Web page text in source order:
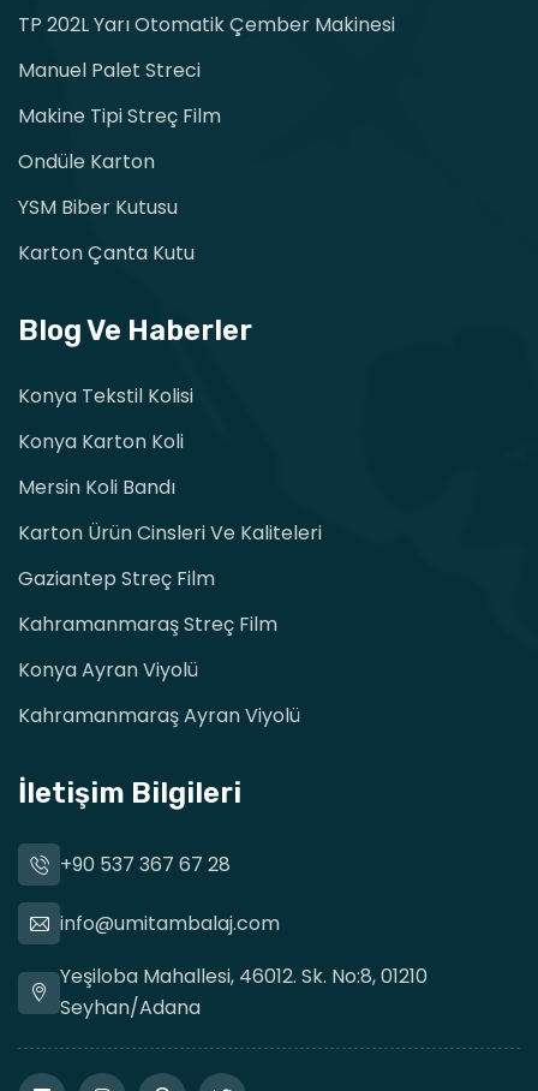
TP 202L Yarı Otomatik Çember Makinesi
Manuel Palet Streci
Makine Tipi Streç Film
Ondüle Karton
YSM Biber Kutusu
Karton Çanta Kutu
Blog Ve Haberler
Konya Tekstil Kolisi
Konya Karton Koli
Mersin Koli Bandı
Karton Ürün Cinsleri Ve Kaliteleri
Gaziantep Streç Film
Kahramanmaraş Streç Film
Konya Ayran Viyolü
Kahramanmaraş Ayran Viyolü
İletişim Bilgileri
+90 537 367 67 28
info@umitambalaj.com
Yeşiloba Mahallesi, 46012. Sk. No:8, 01210
Seyhan/Adana